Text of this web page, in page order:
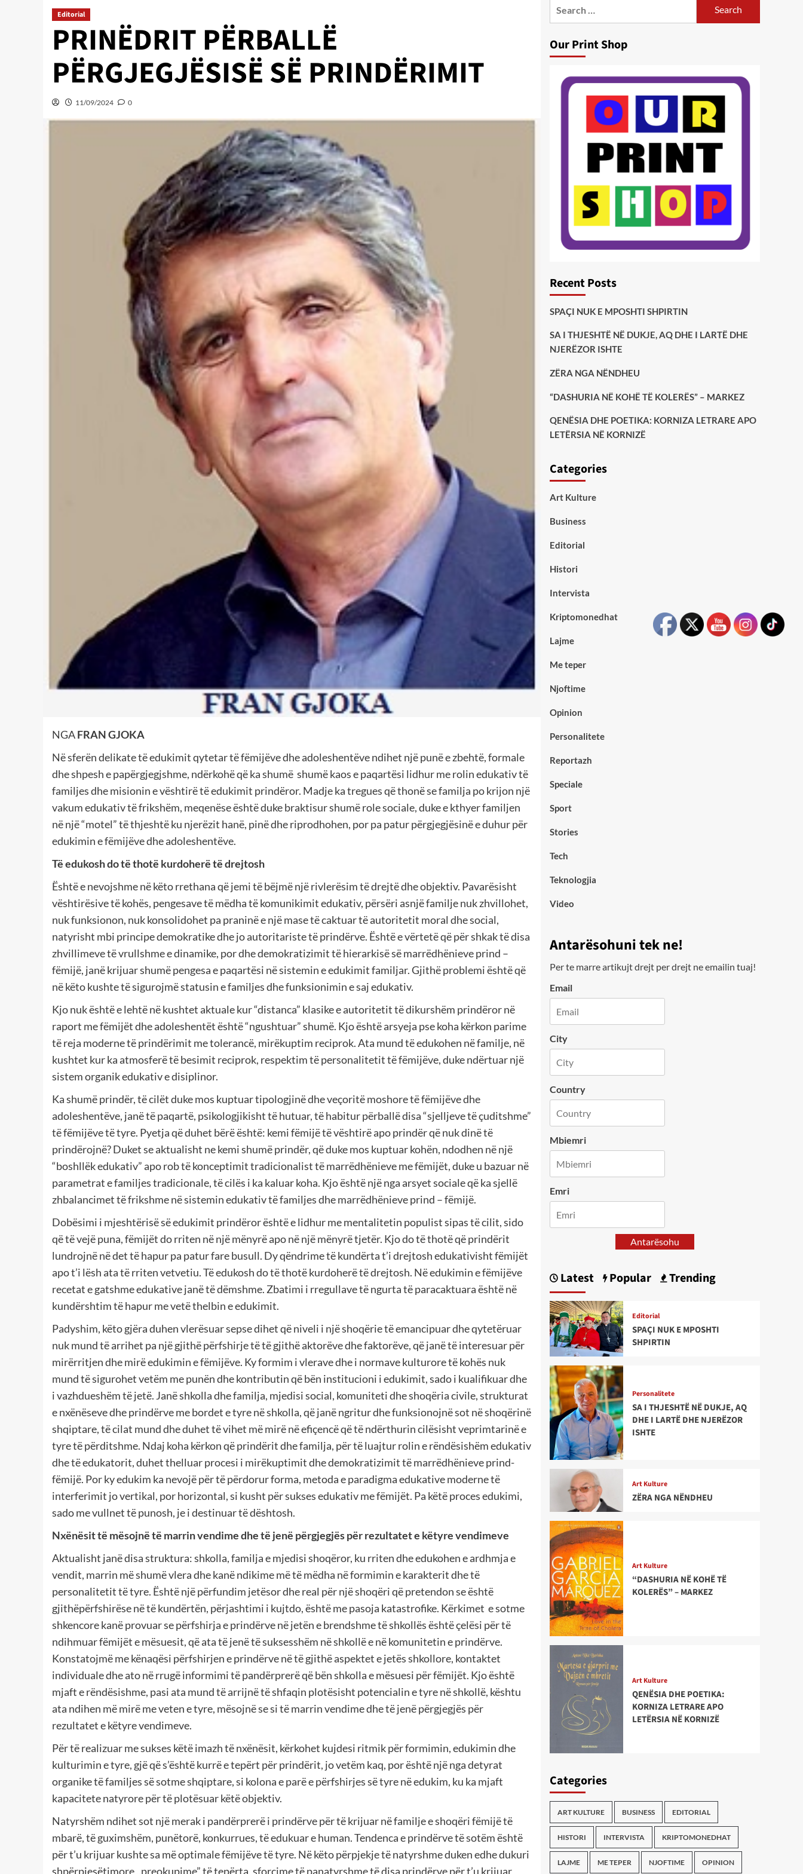
Editorial
PRINËDRIT PËRBALLË
PËRGJEGJËSISË SË PRINDËRIMIT
11/09/2024 0
NGAFRAN GJOKA
Në sferën delikate të edukimit qytetar të fëmijëve dhe adoleshentëve ndihet një punë e zbehtë, formale
dhe shpesh e papërgjegjshme, ndërkohë që ka shumë shumë kaos e paqartësi lidhur me rolin edukativ të
familjes dhe misionin e vështirë të edukimit prindëror. Madje ka tregues që thonë se familja po krijon një
vakum edukativ të frikshëm, meqenëse është duke braktisur shumë role sociale, duke e kthyer familjen
në një “motel” të thjeshtë ku njerëzit hanë, pinë dhe riprodhohen, por pa patur përgjegjësinë e duhur për
edukimin e fëmijëve dhe adoleshentëve.
Të edukosh do të thotë kurdoherë të drejtosh
Është e nevojshme në këto rrethana që jemi të bëjmë një rivlerësim të drejtë dhe objektiv. Pavarësisht
vështirësive të kohës, pengesave të mëdha të komunikimit edukativ, përsëri asnjë familje nuk zhvillohet,
nuk funksionon, nuk konsolidohet pa praninë e një mase të caktuar të autoritetit moral dhe social,
natyrisht mbi principe demokratike dhe jo autoritariste të prindërve. Është e vërtetë që për shkak të disa
zhvillimeve të vrullshme e dinamike, por dhe demokratizimit të hierarkisë së marrëdhënieve prind –
fëmijë, janë krijuar shumë pengesa e paqartësi në sistemin e edukimit familjar. Gjithë problemi është që
në këto kushte të sigurojmë statusin e familjes dhe funksionimin e saj edukativ.
Kjo nuk është e lehtë në kushtet aktuale kur “distanca” klasike e autoritetit të dikurshëm prindëror në
raport me fëmijët dhe adoleshentët është “ngushtuar” shumë. Kjo është arsyeja pse koha kërkon parime
të reja moderne të prindërimit me tolerancë, mirëkuptim reciprok. Ata mund të edukohen në familje, në
kushtet kur ka atmosferë të besimit reciprok, respektim të personalitetit të fëmijëve, duke ndërtuar një
sistem organik edukativ e disiplinor.
Ka shumë prindër, të cilët duke mos kuptuar tipologjinë dhe veçoritë moshore të fëmijëve dhe
adoleshentëve, janë të paqartë, psikologjikisht të hutuar, të habitur përballë disa “sjelljeve të çuditshme”
të fëmijëve të tyre. Pyetja që duhet bërë është: kemi fëmijë të vështirë apo prindër që nuk dinë të
prindërojnë? Duket se aktualisht ne kemi shumë prindër, që duke mos kuptuar kohën, ndodhen në një
“boshllëk edukativ” apo rob të konceptimit tradicionalist të marrëdhënieve me fëmijët, duke u bazuar në
parametrat e familjes tradicionale, të cilës i ka kaluar koha. Kjo është një nga arsyet sociale që ka sjellë
zhbalancimet të frikshme në sistemin edukativ të familjes dhe marrëdhënieve prind – fëmijë.
Dobësimi i mjeshtërisë së edukimit prindëror është e lidhur me mentalitetin populist sipas të cilit, sido
që të vejë puna, fëmijët do rriten në një mënyrë apo në një mënyrë tjetër. Kjo do të thotë që prindërit
lundrojnë në det të hapur pa patur fare busull. Dy qëndrime të kundërta t’i drejtosh edukativisht fëmijët
apo t’i lësh ata të rriten vetvetiu. Të edukosh do të thotë kurdoherë të drejtosh. Në edukimin e fëmijëve
recetat e gatshme edukative janë të dëmshme. Zbatimi i rregullave të ngurta të paracaktuara është në
kundërshtim të hapur me vetë thelbin e edukimit.
Padyshim, këto gjëra duhen vlerësuar sepse dihet që niveli i një shoqërie të emancipuar dhe qytetëruar
nuk mund të arrihet pa një gjithë përfshirje të të gjithë aktorëve dhe faktorëve, që janë të interesuar për
mirërritjen dhe mirë edukimin e fëmijëve. Ky formim i vlerave dhe i normave kulturore të kohës nuk
mund të sigurohet vetëm me punën dhe kontributin që bën institucioni i edukimit, sado i kualifikuar dhe
i vazhdueshëm të jetë. Janë shkolla dhe familja, mjedisi social, komuniteti dhe shoqëria civile, strukturat
e nxënëseve dhe prindërve me bordet e tyre në shkolla, që janë ngritur dhe funksionojnë sot në shoqërinë
shqiptare, të cilat mund dhe duhet të vihet më mirë në efiçencë që të ndërthurin cilësisht veprimtarinë e
tyre të përditshme. Ndaj koha kërkon që prindërit dhe familja, për të luajtur rolin e rëndësishëm edukativ
dhe të edukatorit, duhet thelluar procesi i mirëkuptimit dhe demokratizimit të marrëdhënieve prind-
fëmijë. Por ky edukim ka nevojë për të përdorur forma, metoda e paradigma edukative moderne të
interferimit jo vertikal, por horizontal, si kusht për sukses edukativ me fëmijët. Pa këtë proces edukimi,
sado me vullnet të punosh, je i destinuar të dështosh.
Nxënësit të mësojnë të marrin vendime dhe të jenë përgjegjës për rezultatet e këtyre vendimeve
Aktualisht janë disa struktura: shkolla, familja e mjedisi shoqëror, ku rriten dhe edukohen e ardhmja e
vendit, marrin më shumë vlera dhe kanë ndikime më të mëdha në formimin e karakterit dhe të
personalitetit të tyre. Është një përfundim jetësor dhe real për një shoqëri që pretendon se është
gjithëpërfshirëse në të kundërtën, përjashtimi i kujtdo, është me pasoja katastrofike. Kërkimet e sotme
shkencore kanë provuar se përfshirja e prindërve në jetën e brendshme të shkollës është çelësi për të
ndihmuar fëmijët e mësuesit, që ata të jenë të suksesshëm në shkollë e në komunitetin e prindërve.
Konstatojmë me kënaqësi përfshirjen e prindërve në të gjithë aspektet e jetës shkollore, kontaktet
individuale dhe ato në rrugë informimi të pandërprerë që bën shkolla e mësuesi për fëmijët. Kjo është
mjaft e rëndësishme, pasi ata mund të arrijnë të shfaqin plotësisht potencialin e tyre në shkollë, kështu
ata ndihen më mirë me veten e tyre, mësojnë se si të marrin vendime dhe të jenë përgjegjës për
rezultatet e këtyre vendimeve.
Për të realizuar me sukses këtë imazh të nxënësit, kërkohet kujdesi ritmik për formimin, edukimin dhe
kulturimin e tyre, gjë që s’është kurrë e tepërt për prindërit, jo vetëm kaq, por është një nga detyrat
organike të familjes së sotme shqiptare, si kolona e parë e përfshirjes së tyre në edukim, ku ka mjaft
kapacitete natyrore për të plotësuar këtë objektiv.
Natyrshëm ndihet sot një merak i pandërprerë i prindërve për të krijuar në familje e shoqëri fëmijë të
mbarë, të guximshëm, punëtorë, konkurrues, të edukuar e human. Tendenca e prindërve të sotëm është
për t’u krijuar kushte sa më optimale fëmijëve të tyre. Në këto përpjekje të natyrshme duken edhe dukuri
shpërpjesëtimore ,,preokupime” të tepërta, sforcime të panatyrshme të disa prindërve për t’u krijuar
Our Print Shop
Recent Posts
SPAÇI NUK E MPOSHTI SHPIRTIN
SA I THJESHTË NË DUKJE, AQ DHE I LARTË DHE
NJERËZOR ISHTE
ZËRA NGA NËNDHEU
“DASHURIA NË KOHË TË KOLERËS” – MARKEZ
QENËSIA DHE POETIKA: KORNIZA LETRARE APO
LETËRSIA NË KORNIZË
Categories
Art Kulture
Business
Editorial
Histori
Intervista
Kriptomonedhat
Lajme
Me teper
Njoftime
Opinion
Personalitete
Reportazh
Speciale
Sport
Stories
Tech
Teknologjia
Video
Antarësohuni tek ne!
Per te marre artikujt drejt per drejt ne emailin tuaj!
Email
City
Country
Mbiemri
Emri
Antarësohu
Latest Popular Trending
Editorial
SPAÇI NUK E MPOSHTI
SHPIRTIN
Personalitete
SA I THJESHTË NË DUKJE, AQ
DHE I LARTË DHE NJERËZOR
ISHTE
Art Kulture
ZËRA NGA NËNDHEU
Art Kulture
“DASHURIA NË KOHË TË
KOLERËS” – MARKEZ
Art Kulture
QENËSIA DHE POETIKA:
KORNIZA LETRARE APO
LETËRSIA NË KORNIZË
Categories
ART KULTURE BUSINESS EDITORIAL
HISTORI INTERVISTA KRIPTOMONEDHAT
LAJME ME TEPER NJOFTIME OPINION